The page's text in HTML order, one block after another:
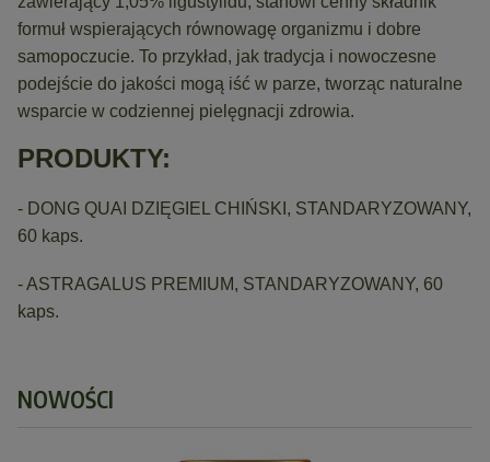
formuł wspierających równowagę organizmu i dobre
samopoczucie. To przykład, jak tradycja i nowoczesne
podejście do jakości mogą iść w parze, tworząc naturalne
wsparcie w codziennej pielęgnacji zdrowia.
PRODUKTY:
- DONG QUAI DZIĘGIEL CHIŃSKI, STANDARYZOWANY,
60 kaps.
- ASTRAGALUS PREMIUM, STANDARYZOWANY, 60
kaps.
NOWOŚCI